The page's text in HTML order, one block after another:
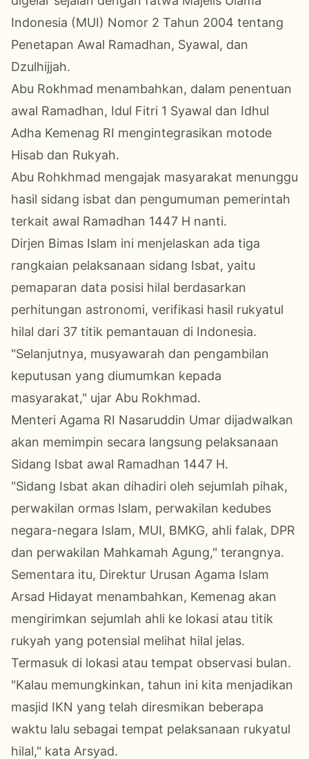
Indonesia (MUI) Nomor 2 Tahun 2004 tentang
Penetapan Awal Ramadhan, Syawal, dan
Dzulhijjah.
Abu Rokhmad menambahkan, dalam penentuan
awal Ramadhan, Idul Fitri 1 Syawal dan Idhul
Adha Kemenag RI mengintegrasikan motode
Hisab dan Rukyah.
Abu Rohkhmad mengajak masyarakat menunggu
hasil sidang isbat dan pengumuman pemerintah
terkait awal Ramadhan 1447 H nanti.
Dirjen Bimas Islam ini menjelaskan ada tiga
rangkaian pelaksanaan sidang Isbat, yaitu
pemaparan data posisi hilal berdasarkan
perhitungan astronomi, verifikasi hasil rukyatul
hilal dari 37 titik pemantauan di Indonesia.
"Selanjutnya, musyawarah dan pengambilan
keputusan yang diumumkan kepada
masyarakat," ujar Abu Rokhmad.
Menteri Agama RI Nasaruddin Umar dijadwalkan
akan memimpin secara langsung pelaksanaan
Sidang Isbat awal Ramadhan 1447 H.
"Sidang Isbat akan dihadiri oleh sejumlah pihak,
perwakilan ormas Islam, perwakilan kedubes
negara-negara Islam, MUI, BMKG, ahli falak, DPR
dan perwakilan Mahkamah Agung," terangnya.
Sementara itu, Direktur Urusan Agama Islam
Arsad Hidayat menambahkan, Kemenag akan
mengirimkan sejumlah ahli ke lokasi atau titik
rukyah yang potensial melihat hilal jelas.
Termasuk di lokasi atau tempat observasi bulan.
"Kalau memungkinkan, tahun ini kita menjadikan
masjid IKN yang telah diresmikan beberapa
waktu lalu sebagai tempat pelaksanaan rukyatul
hilal," kata Arsyad.